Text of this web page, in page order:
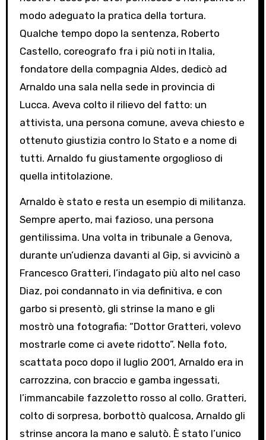
modo adeguato la pratica della tortura.
Qualche tempo dopo la sentenza, Roberto
Castello, coreografo fra i più noti in Italia,
fondatore della compagnia Aldes, dedicò ad
Arnaldo una sala nella sede in provincia di
Lucca. Aveva colto il rilievo del fatto: un
attivista, una persona comune, aveva chiesto e
ottenuto giustizia contro lo Stato e a nome di
tutti. Arnaldo fu giustamente orgoglioso di
quella intitolazione.
Arnaldo è stato e resta un esempio di militanza.
Sempre aperto, mai fazioso, una persona
gentilissima. Una volta in tribunale a Genova,
durante un’udienza davanti al Gip, si avvicinò a
Francesco Gratteri, l’indagato più alto nel caso
Diaz, poi condannato in via definitiva, e con
garbo si presentò, gli strinse la mano e gli
mostrò una fotografia: “Dottor Gratteri, volevo
mostrarle come ci avete ridotto”. Nella foto,
scattata poco dopo il luglio 2001, Arnaldo era in
carrozzina, con braccio e gamba ingessati,
l’immancabile fazzoletto rosso al collo. Gratteri,
colto di sorpresa, borbottò qualcosa, Arnaldo gli
strinse ancora la mano e salutò. È stato l’unico